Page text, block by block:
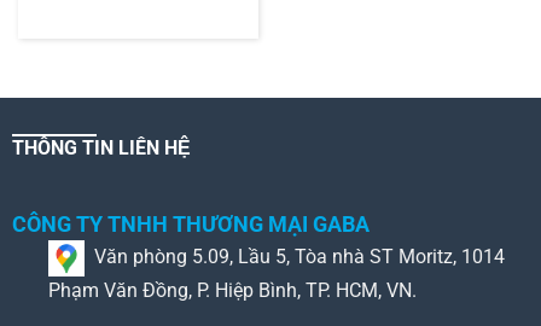
THÔNG TIN LIÊN HỆ
CÔNG TY TNHH THƯƠNG MẠI GABA
Văn phòng 5.09, Lầu 5, Tòa nhà ST Moritz, 1014
Phạm Văn Đồng, P. Hiệp Bình, TP. HCM, VN.